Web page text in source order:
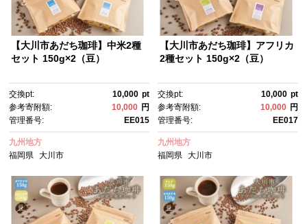
【大川市あだち珈琲】中米2種
セット 150g×2（豆）
交換pt: 10,000 pt
参考寄附額:
10,000 円
管理番号:
EE015
九州地方
福岡県
大川市
【大川市あだち珈琲】アフリカ
2種セット 150g×2（豆）
交換pt: 10,000 pt
参考寄附額:
10,000 円
管理番号:
EE017
九州地方
福岡県 大川市